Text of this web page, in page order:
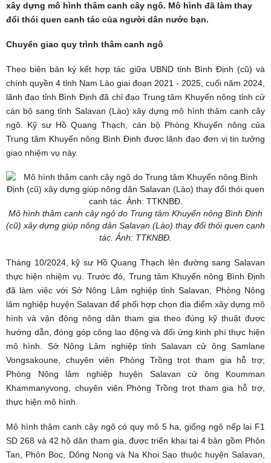
xây dựng mô hình thâm canh cây ngô. Mô hình đã làm thay
đổi thói quen canh tác của người dân nước bạn.
Chuyển giao quy trình thâm canh ngô
Theo biên bản ký kết hợp tác giữa UBND tỉnh Bình Định (cũ) và
chính quyền 4 tỉnh Nam Lào giai đoạn 2021 - 2025, cuối năm 2024,
lãnh đạo tỉnh Bình Định đã chỉ đạo Trung tâm Khuyến nông tỉnh cử
cán bộ sang tỉnh Salavan (Lào) xây dựng mô hình thâm canh cây
ngô. Kỹ sư Hồ Quang Thạch, cán bộ Phòng Khuyến nông của
Trung tâm Khuyến nông Bình Định được lãnh đạo đơn vị tin tưởng
giao nhiệm vụ này.
Mô hình thâm canh cây ngô do Trung tâm Khuyến nông Bình Định
(cũ) xây dựng giúp nông dân Salavan (Lào) thay đổi thói quen canh
tác. Ảnh: TTKNBĐ.
Tháng 10/2024, kỹ sư Hồ Quang Thạch lên đường sang Salavan
thực hiện nhiệm vụ. Trước đó, Trung tâm Khuyến nông Bình Định
đã làm việc với Sở Nông Lâm nghiệp tỉnh Salavan, Phòng Nông
lâm nghiệp huyện Salavan để phối hợp chọn địa điểm xây dựng mô
hình và vận động nông dân tham gia theo đúng kỹ thuật được
hướng dẫn, đóng góp công lao động và đối ứng kinh phí thực hiện
mô hình. Sở Nông Lâm nghiệp tỉnh Salavan cử ông Samlane
Vongsakoune, chuyên viên Phòng Trồng trọt tham gia hỗ trợ;
Phòng Nông lâm nghiệp huyện Salavan cử ông Koumman
Khammanyvong, chuyên viên Phòng Trồng trọt tham gia hỗ trợ,
thực hiện mô hình.
Mô hình thâm canh cây ngôcó quy mô 5 ha, giống ngô nếp lai F1
SD 268 và 42 hộ dân tham gia, được triển khai tại 4 bản gồm Phôn
Tan, Phôn Boc, Dông Nong và Na Khoi Sao thuộc huyện Salavan,